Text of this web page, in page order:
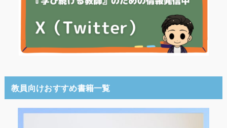
教員向けおすすめ書籍一覧